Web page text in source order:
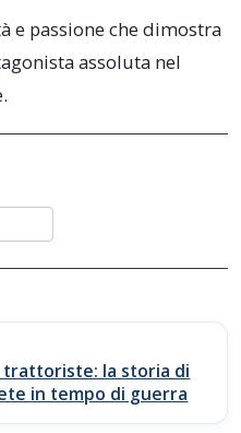
e passione che dimostra
assoluta nel
trattoriste: la storia di
in tempo di guerra